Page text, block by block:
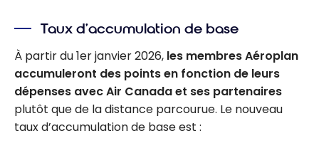
Taux d’accumulation de base
À partir du 1er janvier 2026, les membres Aéroplan
accumuleront des points en fonction de leurs
dépenses avec Air Canada et ses partenaires
plutôt que de la distance parcourue. Le nouveau
taux d’accumulation de base est :